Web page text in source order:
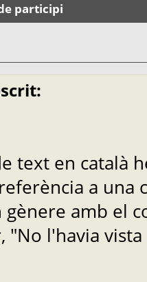
participi
text en català
a una
amb el
"No l'havia vista